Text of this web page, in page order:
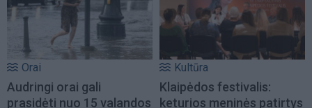
Orai
Audringi orai gali
prasidėti nuo 15 valandos
Kultūra
Klaipėdos festivalis:
keturios meninės patirtys